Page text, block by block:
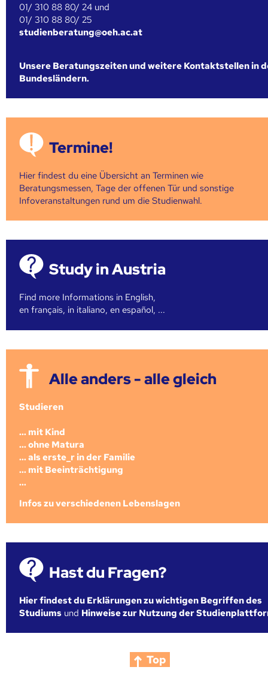
01/ 310 88 80/ 24 und
01/ 310 88 80/ 25
studienberatung@oeh.ac.at
Unsere Beratungszeiten und weitere Kontaktstellen in
Bundesländern.
Termine!
Hier findest du eine Übersicht an Terminen wie
Beratungsmessen, Tage der offenen Tür und sonstige
Infoveranstaltungen rund um die Studienwahl.
Study in Austria
Find more Informations in English,
en français, in italiano, en español, ...
Alle anders - alle gleich
Studieren
... mit Kind
... ohne Matura
... als erste_r in der Familie
... mit Beeinträchtigung
...
Infos zu verschiedenen Lebenslagen
Hast du Fragen?
Hier findest du Erklärungen zu wichtigen Begriffen des
Studiums und Hinweise zur Nutzung der
Top